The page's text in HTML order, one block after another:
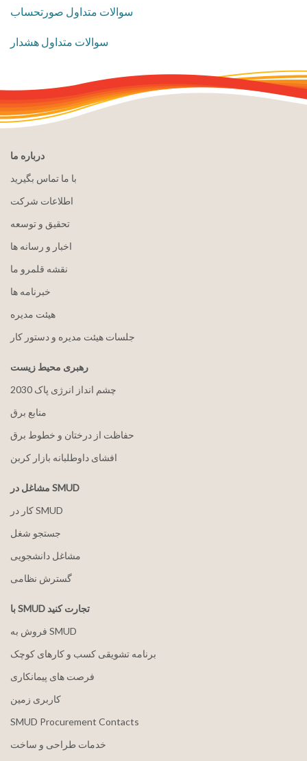
سوالات متداول صورتحساب
سوالات متداول هشدار
درباره ما
با ما تماس بگیرید
اطلاعات شرکت
تحقیق و توسعه
اخبار و رسانه ها
نقشه قلمرو ما
خبرنامه ها
هيئت مدیره
جلسات هیئت مدیره و دستور کار
رهبری محیط زیست
2030 چشم انداز انرژی پاک
منابع برق
حفاظت از درختان و خطوط برق
افشای داوطلبانه بازار کربن
مشاغل در SMUD
کار در SMUD
جستجو شغل
مشاغل دانشجویی
گسترش نظامی
با SMUD تجارت کنید
فروش به SMUD
برنامه تشویقی کسب و کارهای کوچک
فرصت های پیمانکاری
کاربری زمین
SMUD Procurement Contacts
خدمات طراحی و ساخت